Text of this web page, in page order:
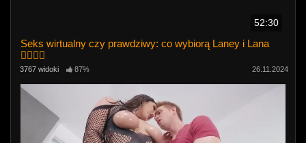
52:30
Seks wirtualny czy prawdziwy: co wybiorą Laney i Lana
👩‍❤️‍💋‍👩
3767 widoki 87% 26.11.2024